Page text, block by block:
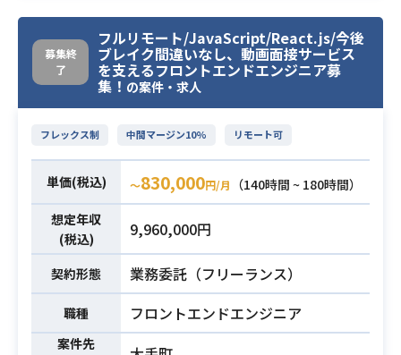
・Githubを利用したPullRequestベ
ースのチーム開発経験
【具体的な業務内容】
- KotlinまたはFlutterを用いたAndro
idアプリ開発
- アーキテクチャ、パフォーマンス、
開発
- アーキテクチャや開発言語などの技
術選定
- 不具合修正やストア申請などの運用
作業
【開発環境】
ソースコードはGitHub上で管理さ
れ、PullRequestベースで開発してい
ます。
自動テストや内部QA、リリース作業
業務内容
確認テストやリアルタイムコミュニ
ケーション等が実現できるオールイ
ンワンサービスを目指しています。
学生さんはもちろん、職員や教員の
方々にも喜んでいただける、ユニバ
ーサルデザインを得意とする方にオ
ススメです。
2021年6月にローンチしたばかりの新
サービスなので、ゼロイチフェーズ
に関わることができます。
●具体的には
- Webサービス、アプリのUI/UXデザ
イン
- プロトタイプ制作・画面設計
- デザインカンプ制作
募集終
了
フルリモート/JavaScript/React.js/今後
ブレイク間違いなし、動画面接サービス
を支えるフロントエンドエンジニア募
集！ の案件・求人
フレックス制 中間マージン10% リモート可
単価(税込) 〜830,000円/月
（140時間 ~ 180時間）
想定年収
(税込)
9,960,000円
契約形態 業務委託（フリーランス）
職種 フロントエンドエンジニア
案件先